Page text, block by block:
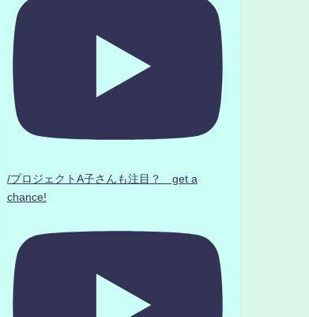
/プロジェクトA子さんも注目？ get a
chance!